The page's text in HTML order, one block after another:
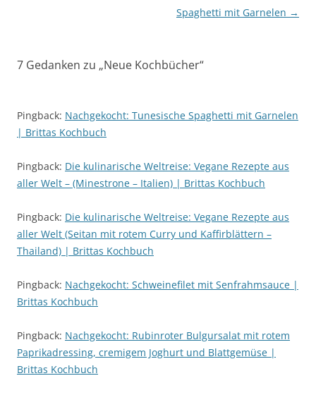
Spaghetti mit Garnelen →
7 Gedanken zu „Neue Kochbücher“
Pingback: Nachgekocht: Tunesische Spaghetti mit Garnelen
| Brittas Kochbuch
Pingback: Die kulinarische Weltreise: Vegane Rezepte aus
aller Welt – (Minestrone – Italien) | Brittas Kochbuch
Pingback: Die kulinarische Weltreise: Vegane Rezepte aus
aller Welt (Seitan mit rotem Curry und Kaffirblättern –
Thailand) | Brittas Kochbuch
Pingback: Nachgekocht: Schweinefilet mit Senfrahmsauce |
Brittas Kochbuch
Pingback: Nachgekocht: Rubinroter Bulgursalat mit rotem
Paprikadressing, cremigem Joghurt und Blattgemüse |
Brittas Kochbuch